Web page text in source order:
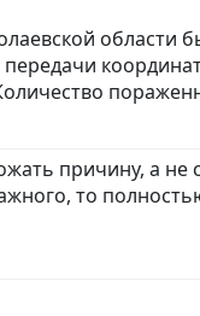
области
причину, а не
то